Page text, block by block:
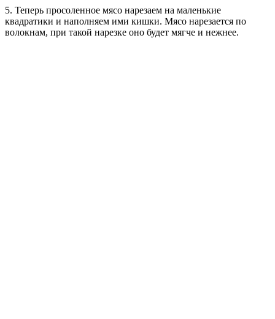
5. Теперь просоленное мясо нарезаем на маленькие
квадратики и наполняем ими кишки. Мясо нарезается по
волокнам, при такой нарезке оно будет мягче и нежнее.